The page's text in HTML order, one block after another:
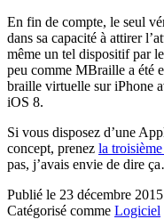
En fin de compte, le seul
dans sa capacité à attirer
même un tel dispositif par
peu comme MBraille a été
braille virtuelle sur iPhone
iOS 8.
Si vous disposez d’une
concept, prenez la
pas, j’avais envie de dire
Publié le 23 décembre 2015
Catégorisé comme Logiciel